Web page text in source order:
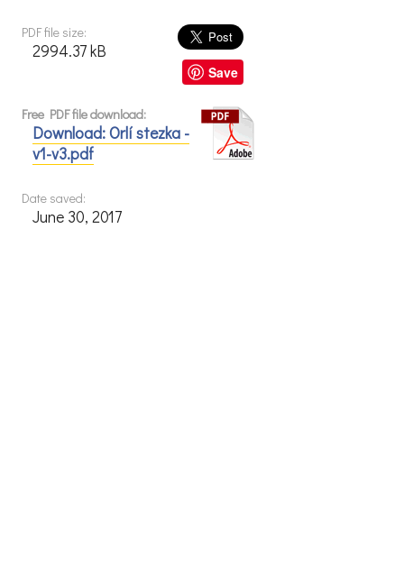
Save
PDF file size:
2994.37 kB
Free PDF file download:
Download: Orlí stezka -
v1-v3.pdf
Date saved:
June 30, 2017